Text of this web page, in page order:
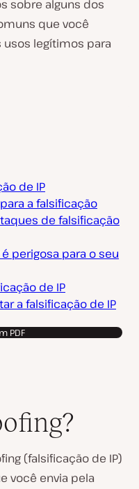
sobre alguns dos
que você
legítimos para
de IP
a falsificação
de falsificação
perigosa para o seu
de IP
a falsificação de IP
PDF
(falsificação de IP)
você envia pela